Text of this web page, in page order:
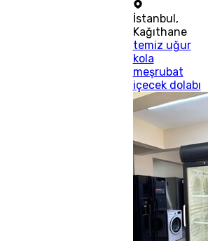
İstanbul ,
Kağıthane
temiz uğur
kola
meşrubat
içecek dolabı